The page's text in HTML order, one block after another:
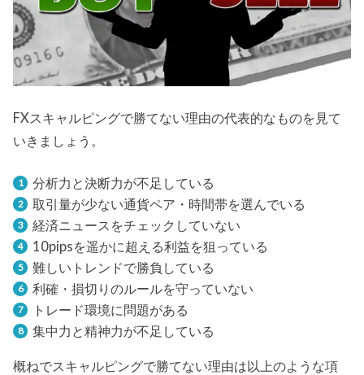
FXスキャルピングで勝てない理由の代表的なものを見て
いきましょう。
分析力と決断力が不足している
取引量が少ない通貨ペア・時間帯を選んでいる
経済ニュースをチェックしていない
10pipsを遥かに超える利益を狙っている
難しいトレンドで勝負している
利確・損切りのルールを守っていない
トレード環境に問題がある
集中力と精神力が不足している
概ねでスキャルピングで勝てない理由は以上のような項